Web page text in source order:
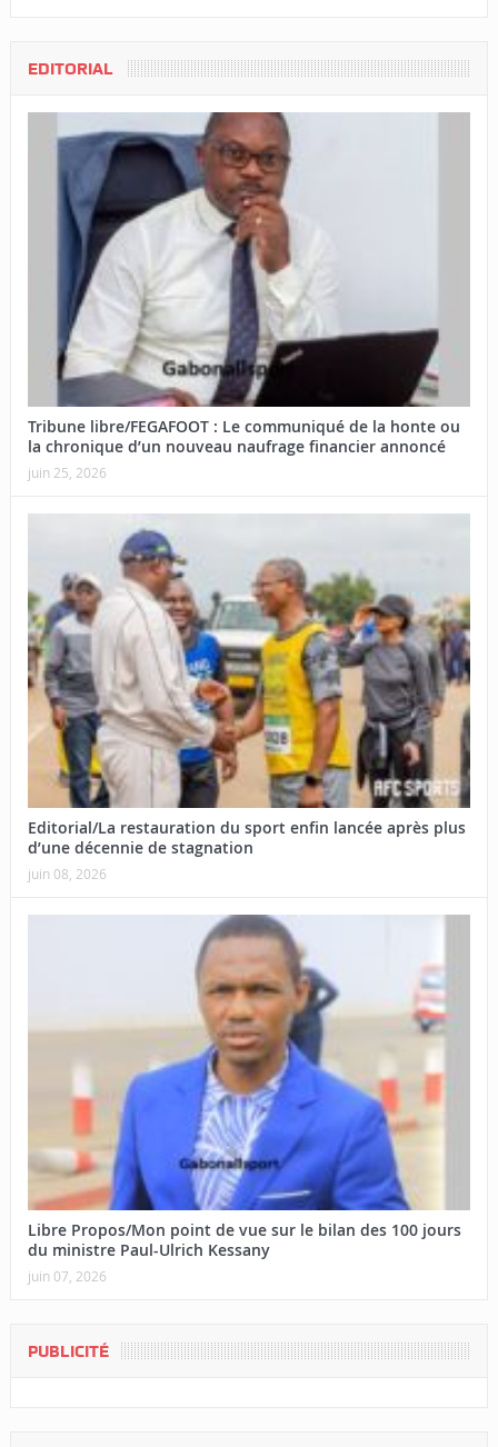
EDITORIAL
Tribune libre/FEGAFOOT : Le communiqué de la honte ou
la chronique d’un nouveau naufrage financier annoncé
juin 25, 2026
Editorial/La restauration du sport enfin lancée après plus
d’une décennie de stagnation
juin 08, 2026
Libre Propos/Mon point de vue sur le bilan des 100 jours
du ministre Paul-Ulrich Kessany
juin 07, 2026
PUBLICITÉ